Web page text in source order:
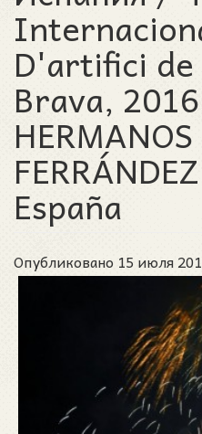
D'artifici de
Brava,
HERMANOS
España
Опубликовано 15 июля